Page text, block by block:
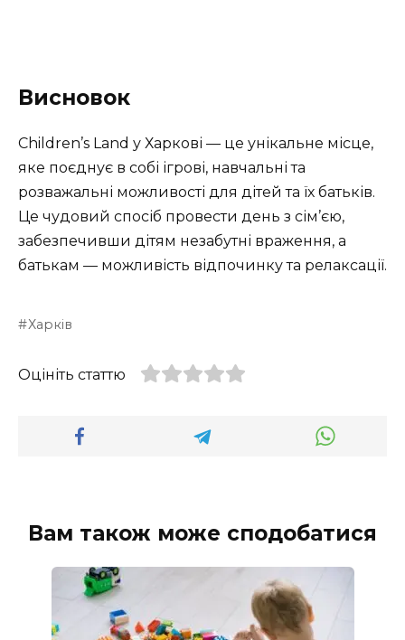
Висновок
Children’s Land у Харкові — це унікальне місце,
яке поєднує в собі ігрові, навчальні та
розважальні можливості для дітей та їх батьків.
Це чудовий спосіб провести день з сім’єю,
забезпечивши дітям незабутні враження, а
батькам — можливість відпочинку та релаксації.
Харків
Оцініть статтю
Вам також може сподобатися